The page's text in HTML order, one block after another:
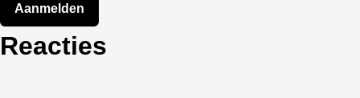
Aanmelden
Reacties